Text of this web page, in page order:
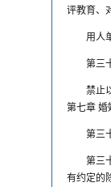
评教育、
用人
第三
禁止
第七章 婚
第三
第三
有约定的